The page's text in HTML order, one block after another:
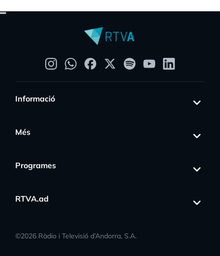
Informació
Més
Programes
RTVA.ad
©2026 Ràdio i Televisió d’Andorra, S.A.